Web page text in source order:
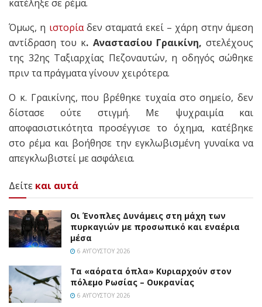
κατέληξε σε ρέμα.
Όμως, η ιστορίαδεν σταματά εκεί – χάρη στην άμεση
αντίδραση του κ. Αναστασίου Γραικίνη, στελέχους
της 32ης Ταξιαρχίας Πεζοναυτών, η οδηγός σώθηκε
πριν τα πράγματα γίνουν χειρότερα.
Ο κ. Γραικίνης, που βρέθηκε τυχαία στο σημείο, δεν
δίστασε ούτε στιγμή. Με ψυχραιμία και
αποφασιστικότητα προσέγγισε το όχημα, κατέβηκε
στο ρέμα και βοήθησε την εγκλωβισμένη γυναίκα να
απεγκλωβιστεί με ασφάλεια.
Δείτε και αυτά
Οι Ένοπλες Δυνάμεις στη μάχη των
πυρκαγιών με προσωπικό και εναέρια
μέσα
6 ΑΥΓΟΎΣΤΟΥ 2026
Τα «αόρατα όπλα» Κυριαρχούν στον
πόλεμο Ρωσίας – Ουκρανίας
6 ΑΥΓΟΎΣΤΟΥ 2026